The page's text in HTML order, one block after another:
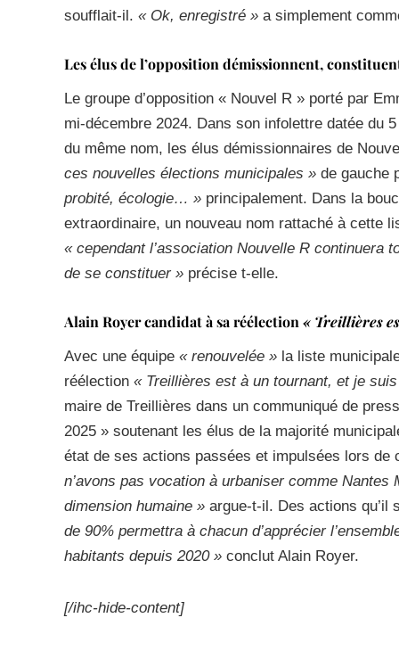
soufflait-il. « Ok, enregistré » a simplement
Les élus de l’opposition démissionnent,
Le groupe d’opposition « Nouvel R » porté par
mi-décembre 2024. Dans son infolettre datée du
du même nom, les élus démissionnaires de
ces nouvelles élections municipales » de gauche
probité, écologie… » principalement. Dans la
extraordinaire, un nouveau nom rattaché à cette
« cependant l’association Nouvelle R continuera
de se constituer » précise t-elle.
Alain Royer candidat à sa réélection « Treillières
Avec une équipe « renouvelée » la liste
réélection « Treillières est à un tournant, et je
maire de Treillières dans un communiqué de
2025 » soutenant les élus de la majorité
état de ses actions passées et impulsées lors de
n’avons pas vocation à urbaniser comme
dimension humaine » argue-t-il. Des actions qu’il
de 90% permettra à chacun d’apprécier
habitants depuis 2020 » conclut Alain Royer.
[/ihc-hide-content]